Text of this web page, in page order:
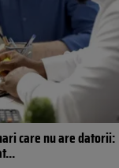
care nu are datorii: